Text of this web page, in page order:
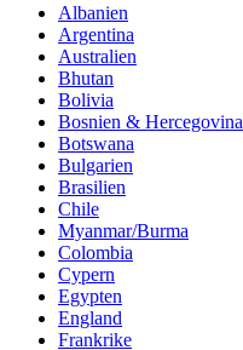
Albanien
Argentina
Australien
Bhutan
Bolivia
Bosnien & Hercegovina
Botswana
Bulgarien
Brasilien
Chile
Myanmar/Burma
Colombia
Cypern
Egypten
England
Frankrike